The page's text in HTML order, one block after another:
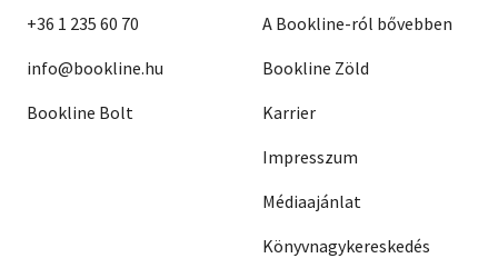
+36 1 235 60 70
info@bookline.hu
Bookline Bolt
A Bookline-ról bővebben
Bookline Zöld
Karrier
Impresszum
Médiaajánlat
Könyvnagykereskedés